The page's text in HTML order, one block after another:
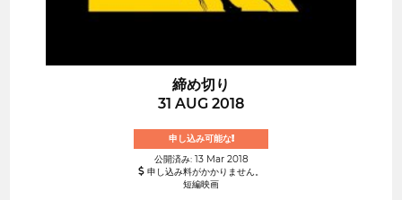
締め切り
31 AUG 2018
申し込み可能な!
公開済み: 13 Mar 2018
申し込み料がかかりません。
短編映画